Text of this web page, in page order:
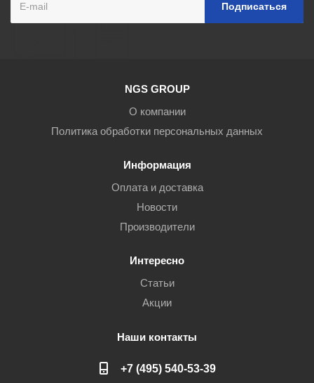
NGS GROUP
О компании
Политика обработки персональных данных
Информация
Оплата и доставка
Новости
Производители
Интересно
Статьи
Акции
Наши контакты
+7 (495) 540-53-39